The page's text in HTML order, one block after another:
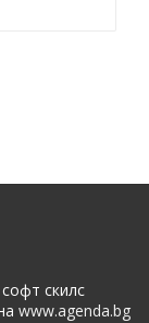
скилс
www.agenda.bg